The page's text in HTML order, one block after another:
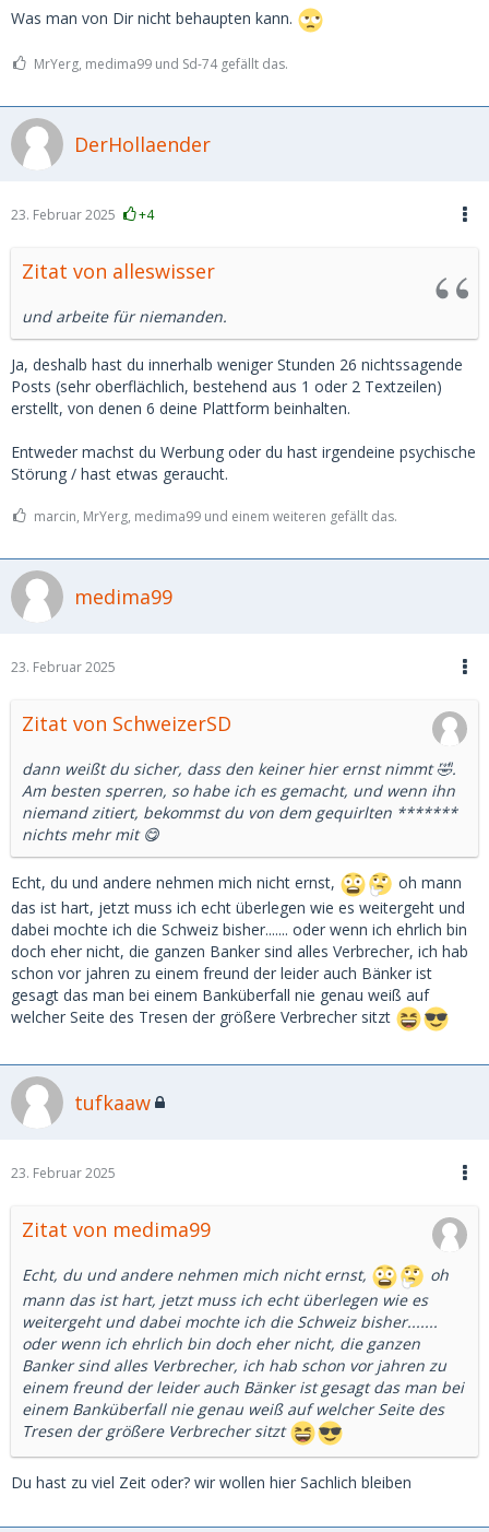
Was man von Dir nicht behaupten kann.
MrYerg, medima99 und Sd-74 gefällt das.
DerHollaender
23. Februar 2025 +4
Zitat von alleswisser
und arbeite für niemanden.
Ja, deshalb hast du innerhalb weniger Stunden 26 nichtssagende
Posts (sehr oberflächlich, bestehend aus 1 oder 2 Textzeilen)
erstellt, von denen 6 deine Plattform beinhalten.
Entweder machst du Werbung oder du hast irgendeine psychische
Störung / hast etwas geraucht.
marcin, MrYerg, medima99 und einem weiteren gefällt das.
medima99
23. Februar 2025
Zitat von SchweizerSD
dann weißt du sicher, dass den keiner hier ernst nimmt 🤣.
Am besten sperren, so habe ich es gemacht, und wenn ihn
niemand zitiert, bekommst du von dem gequirlten *******
nichts mehr mit 😋
Echt, du und andere nehmen mich nicht ernst,
oh mann
das ist hart, jetzt muss ich echt überlegen wie es weitergeht und
dabei mochte ich die Schweiz bisher....... oder wenn ich ehrlich bin
doch eher nicht, die ganzen Banker sind alles Verbrecher, ich hab
schon vor jahren zu einem freund der leider auch Bänker ist
gesagt das man bei einem Banküberfall nie genau weiß auf
welcher Seite des Tresen der größere Verbrecher sitzt
tufkaaw
23. Februar 2025
Zitat von medima99
Echt, du und andere nehmen mich nicht ernst,
oh
mann das ist hart, jetzt muss ich echt überlegen wie es
weitergeht und dabei mochte ich die Schweiz bisher.......
oder wenn ich ehrlich bin doch eher nicht, die ganzen
Banker sind alles Verbrecher, ich hab schon vor jahren zu
einem freund der leider auch Bänker ist gesagt das man bei
einem Banküberfall nie genau weiß auf welcher Seite des
Tresen der größere Verbrecher sitzt
Du hast zu viel Zeit oder? wir wollen hier Sachlich bleiben